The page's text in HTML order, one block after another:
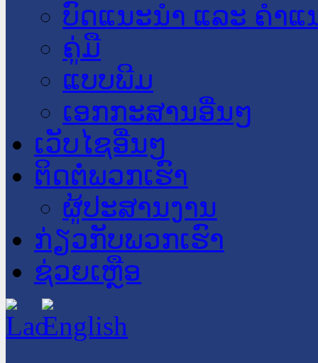
ບົດແນະນໍາ ແລະ ຄໍາແ
ຄູ່ມື
ແບບພີມ
ເອກກະສານອື່ນໆ
ເວັບໄຊອື່ນໆ
ຕິດຕໍ່ພວກເຮົາ
ຜູ້ປະສານງານ
ກ່ຽວກັບພວກເຮົາ
ຊ່ວຍເຫຼືອ